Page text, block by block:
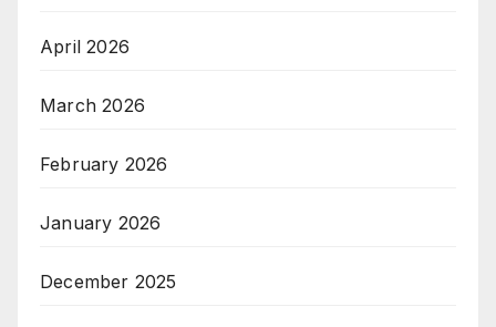
April 2026
March 2026
February 2026
January 2026
December 2025